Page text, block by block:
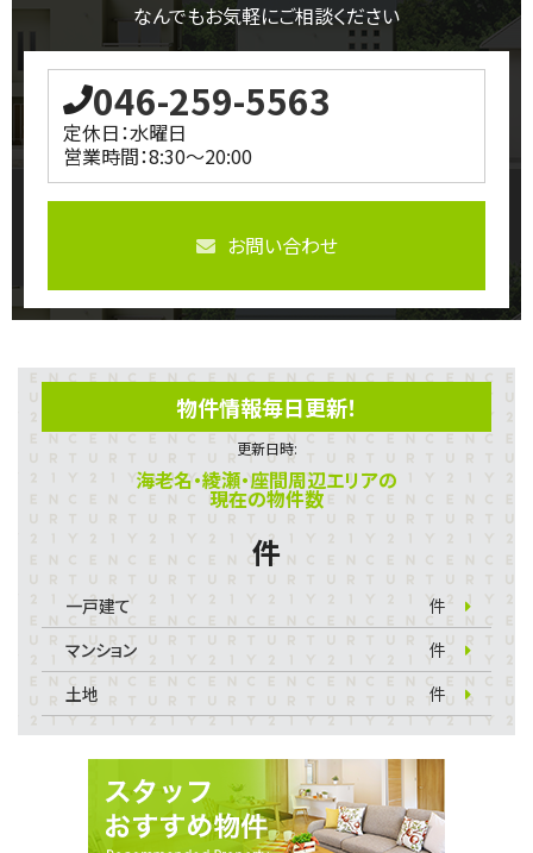
なんでもお気軽にご相談ください
046-259-5563
定休日：水曜日
営業時間：8:30～20:00
お問い合わせ
物件情報毎日更新！
更新日時:
海老名・綾瀬・座間周辺エリアの
現在の物件数
件
一戸建て
件
マンション
件
土地
件